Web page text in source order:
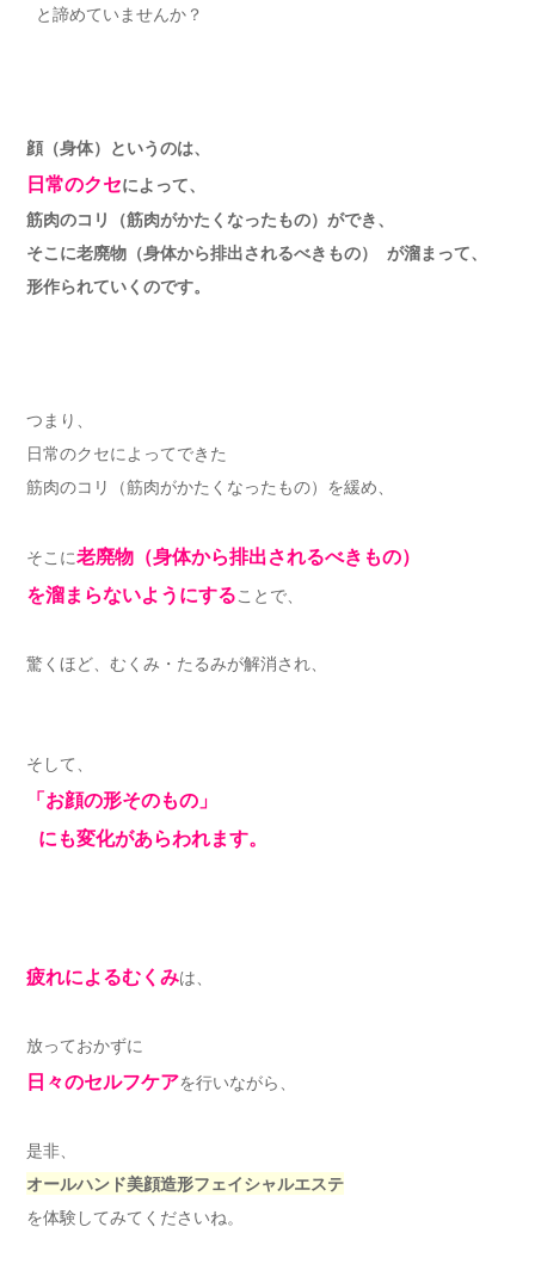
と諦めていませんか？
顔（身体）というのは、
日常のクセによって、
筋肉のコリ（筋肉がかたくなったもの）ができ、
そこに老廃物（身体から排出されるべきもの） が溜まって、
形作られていくのです。
つまり、
日常のクセによってできた
筋肉のコリ（筋肉がかたくなったもの）を緩め、
そこに老廃物（身体から排出されるべきもの）
を溜まらないようにすることで、
驚くほど、むくみ・たるみが解消され、
そして、
「お顔の形そのもの」
にも変化があらわれます。
疲れによるむくみは、
放っておかずに
日々のセルフケアを行いながら、
是非、
オールハンド美顔造形フェイシャルエステ
を体験してみてくださいね。